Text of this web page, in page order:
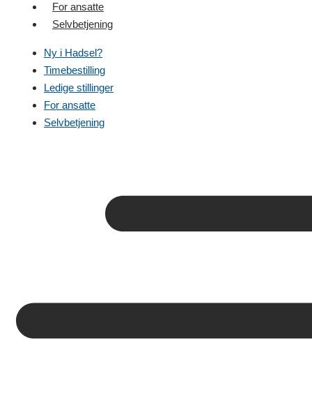
For ansatte
Selvbetjening
Ny i Hadsel?
Timebestilling
Ledige stillinger
For ansatte
Selvbetjening